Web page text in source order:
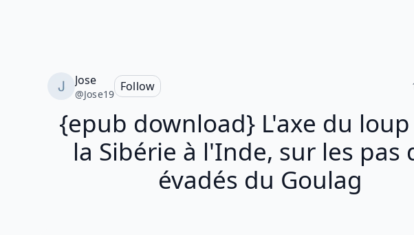
Jose
@Jose19
Follow
{epub download} L'axe du loup
la Sibérie à l'Inde, sur les pas
évadés du Goulag